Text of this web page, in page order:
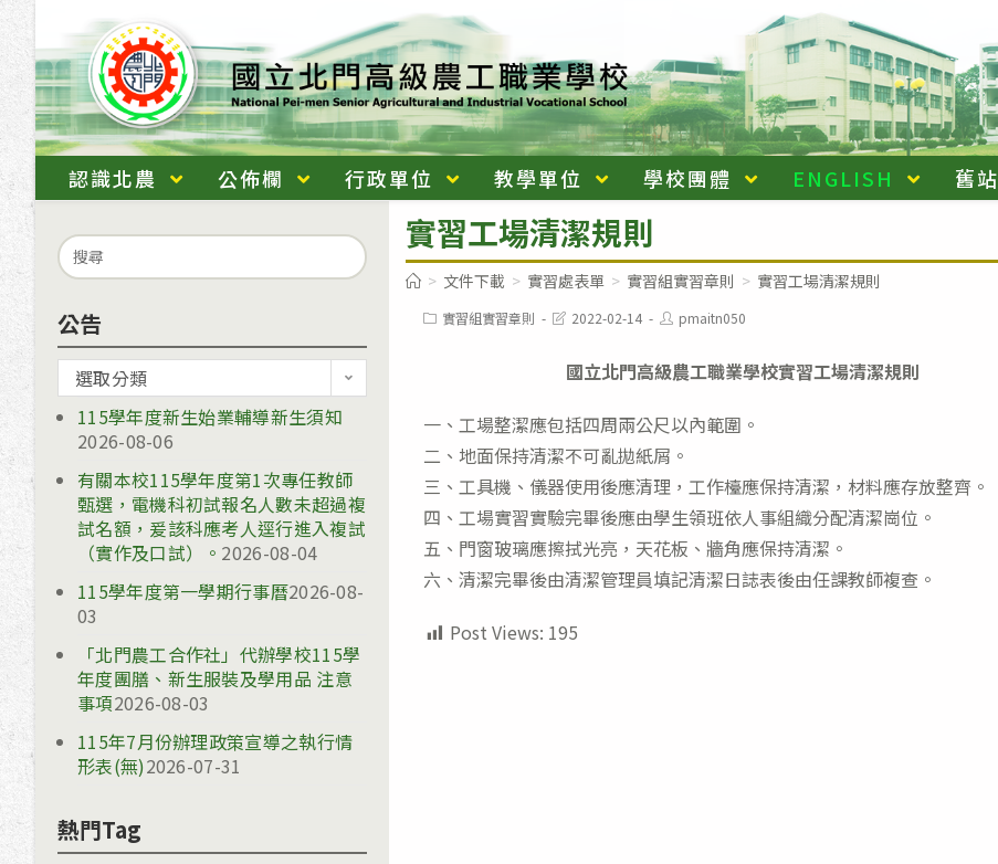
跳
主
要
內
容
認識北農 公佈欄 行政單位 教學單位 學校團體 ENGLISH 舊站
實習工場清潔規則
> 文件下載 > 實習處表單 > 實習組實習章則 > 實習工場清潔規則
Post實習組實習章則
Post2022-02-14
Post
author:
pmaitn050
國立北門高級農工職業學校實習工場清潔規則
一、工場整潔應包括四周兩公尺以內範圍。
二、地面保持清潔不可亂拋紙屑。
三、工具機、儀器使用後應清理，工作檯應保持清潔，材料應存放整齊。
四、工場實習實驗完畢後應由學生領班依人事組織分配清潔崗位。
五、門窗玻璃應擦拭光亮，天花板、牆角應保持清潔。
六、清潔完畢後由清潔管理員填記清潔日誌表後由任課教師複查。
Post Views: 195
Search
for:
公告
告
選取分類
115學年度新生始業輔導新生須知
2026-08-06
有關本校115學年度第1次專任教師
甄選，電機科初試報名人數未超過複
試名額，爰該科應考人逕行進入複試
（實作及口試）。 2026-08-04
115學年度第一學期行事曆2026-08-
03
「北門農工合作社」代辦學校115學
年度團膳、新生服裝及學用品 注意
事項2026-08-03
115年7月份辦理政策宣導之執行情
形表(無)2026-07-31
熱門Tag